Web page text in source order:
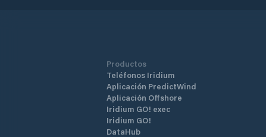
Productos
Teléfonos Iridium
Aplicación PredictWind
Aplicación Offshore
Iridium GO! exec
Iridium GO!
DataHub